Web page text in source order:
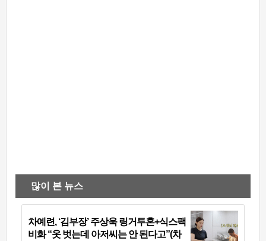
많이 본 뉴스
차예련, ‘김부장’ 주상욱 링거투혼+식스팩
비화 “옷 벗는데 아저씨는 안 된다고”(차